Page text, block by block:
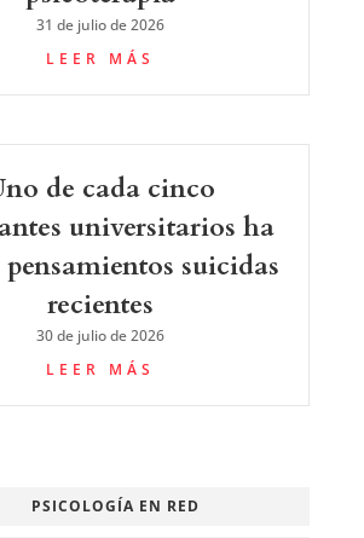
31 de julio de 2026
LEER MÁS
de cada cinco
universitarios ha
suicidas
recientes
30 de julio de 2026
LEER MÁS
PSICOLOGÍA EN RED